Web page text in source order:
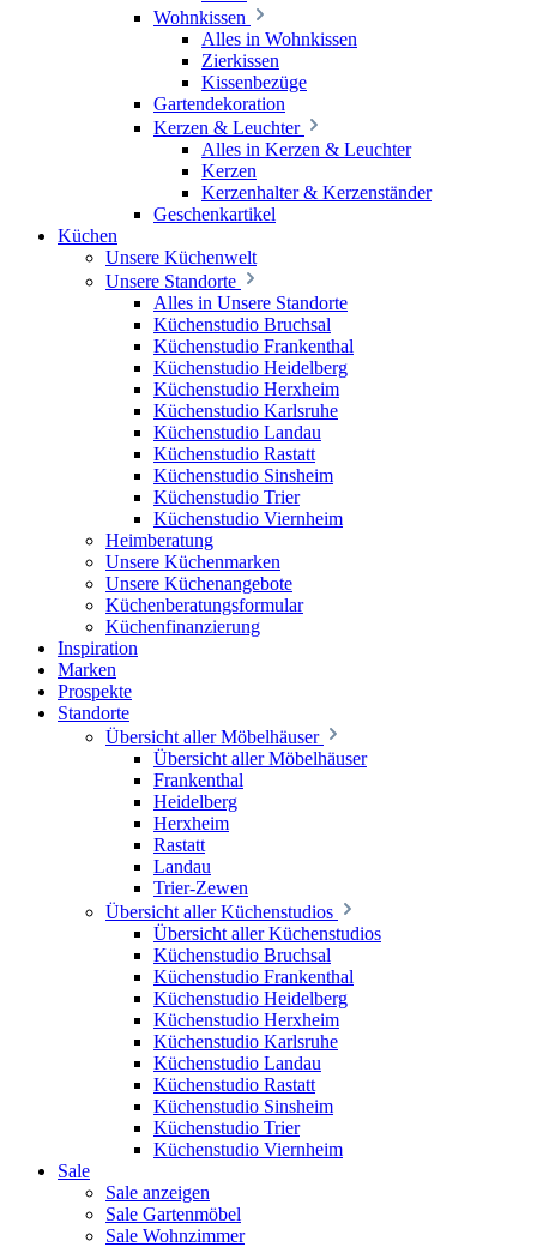
Wohnkissen
Alles in Wohnkissen
Zierkissen
Kissenbezüge
Gartendekoration
Kerzen & Leuchter
Alles in Kerzen & Leuchter
Kerzen
Kerzenhalter & Kerzenständer
Geschenkartikel
Küchen
Unsere Küchenwelt
Unsere Standorte
Alles in Unsere Standorte
Küchenstudio Bruchsal
Küchenstudio Frankenthal
Küchenstudio Heidelberg
Küchenstudio Herxheim
Küchenstudio Karlsruhe
Küchenstudio Landau
Küchenstudio Rastatt
Küchenstudio Sinsheim
Küchenstudio Trier
Küchenstudio Viernheim
Heimberatung
Unsere Küchenmarken
Unsere Küchenangebote
Küchenberatungsformular
Küchenfinanzierung
Inspiration
Marken
Prospekte
Standorte
Übersicht aller Möbelhäuser
Übersicht aller Möbelhäuser
Frankenthal
Heidelberg
Herxheim
Rastatt
Landau
Trier-Zewen
Übersicht aller Küchenstudios
Übersicht aller Küchenstudios
Küchenstudio Bruchsal
Küchenstudio Frankenthal
Küchenstudio Heidelberg
Küchenstudio Herxheim
Küchenstudio Karlsruhe
Küchenstudio Landau
Küchenstudio Rastatt
Küchenstudio Sinsheim
Küchenstudio Trier
Küchenstudio Viernheim
Sale
Sale anzeigen
Sale Gartenmöbel
Sale Wohnzimmer